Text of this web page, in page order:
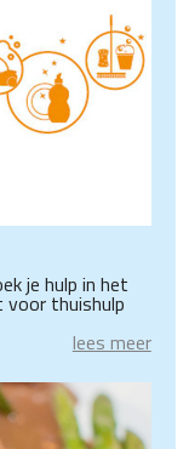
je hulp in het
voor thuishulp
lees meer